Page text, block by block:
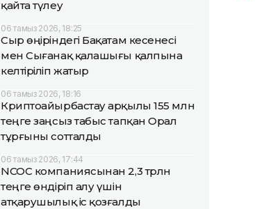
қайта түлеу
06 тамыз 2026, 18:25
Сыр өңіріндегі Бақатам кесенесі
мен Сығанақ қалашығы қалпына
келтіріліп жатыр
06 тамыз 2026, 18:16
Криптоайырбастау арқылы 155 млн
теңге заңсыз табыс тапқан Орал
тұрғыны сотталды
06 тамыз 2026, 17:44
NCOC компаниясынан 2,3 трлн
теңге өндіріп алу үшін
атқарушылық іс қозғалды